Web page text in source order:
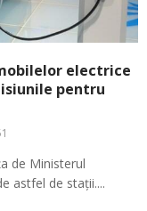
electrice
pentru
de Ministerul
astfel de stații....